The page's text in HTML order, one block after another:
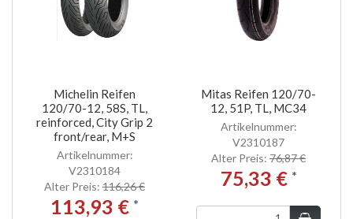
Michelin Reifen
120/70-12, 58S, TL,
reinforced, City Grip 2
front/rear, M+S
Artikelnummer:
V2310184
Alter Preis: 116,26 €
113,93 € *
Mitas Reifen 120/70-
12, 51P, TL, MC34
Artikelnummer:
V2310187
Alter Preis: 76,87 €
75,33 € *